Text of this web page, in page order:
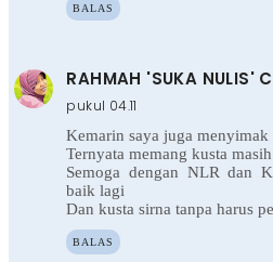
BALAS
RAHMAH 'SUKA NULIS'
pukul 04.11
Kemarin saya juga menyimak
Ternyata memang kusta
Semoga dengan NLR dan
baik lagi
Dan kusta sirna tanpa harus
BALAS